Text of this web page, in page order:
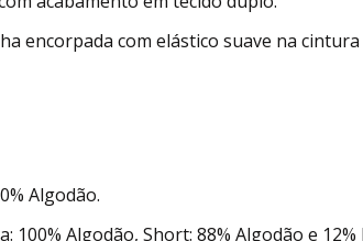
encorpada com elástico suave na
Algodão.
100% Algodão, Short: 88% Algodão e